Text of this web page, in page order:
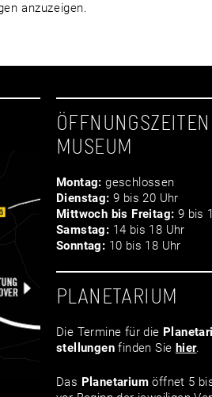
anzuzeigen.
ÖFFNUNGSZEITEN
MUSEUM
Montag: geschlossen
Dienstag: 9 bis 20 Uhr
Mittwoch bis Freitag: 9 bis
Samstag: 14 bis 18 Uhr
Sonntag: 10 bis 18 Uhr
PLANETARIUM
Die Termine für die
stellungen finden Sie hier.
Das Planetarium öffnet 5